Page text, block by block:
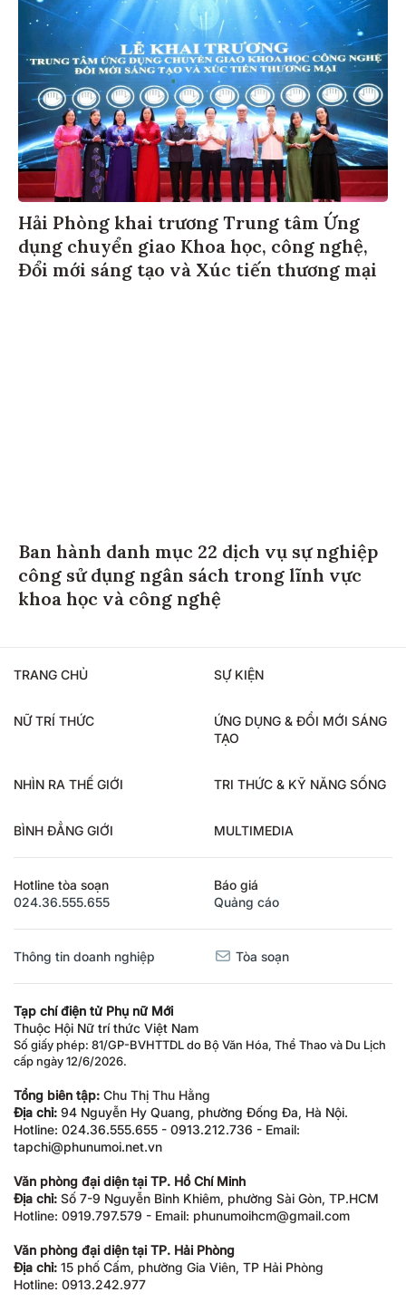
Hải Phòng khai trương Trung tâm Ứng
dụng chuyển giao Khoa học, công nghệ,
Đổi mới sáng tạo và Xúc tiến thương mại
Ban hành danh mục 22 dịch vụ sự nghiệp
công sử dụng ngân sách trong lĩnh vực
khoa học và công nghệ
TRANG CHỦ SỰ KIỆN
NỮ TRÍ THỨC
ỨNG DỤNG & ĐỔI MỚI SÁNG
TẠO
NHÌN RA THẾ GIỚI TRI THỨC & KỸ NĂNG SỐNG
BÌNH ĐẲNG GIỚI MULTIMEDIA
Hotline tòa soạn
024.36.555.655
Báo giá
Quảng cáo
Thông tin doanh nghiệp Tòa soạn
Tạp chí điện tử Phụ nữ Mới
Thuộc Hội Nữ trí thức Việt Nam
Số giấy phép: 81/GP-BVHTTDL do Bộ Văn Hóa, Thể Thao và Du Lịch
cấp ngày 12/6/2026.
Tổng biên tập: Chu Thị Thu Hằng
Địa chỉ: 94 Nguyễn Hy Quang, phường Đống Đa, Hà Nội.
Hotline: 024.36.555.655 - 0913.212.736 - Email:
tapchi@phunumoi.net.vn
Văn phòng đại diện tại TP. Hồ Chí Minh
Địa chỉ: Số 7-9 Nguyễn Bỉnh Khiêm, phường Sài Gòn, TP.HCM
Hotline: 0919.797.579 - Email: phunumoihcm@gmail.com
Văn phòng đại diện tại TP. Hải Phòng
Địa chỉ: 15 phố Cấm, phường Gia Viên, TP Hải Phòng
Hotline: 0913.242.977